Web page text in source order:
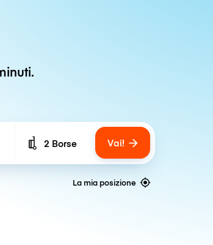
Number of bags
2 Borse Vai!
La mia posizione